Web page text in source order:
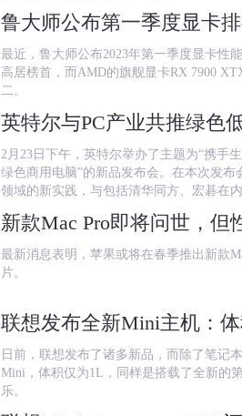
鲁大师公布第一季度显卡
最近，鲁大师公布2023年第一季度显卡性
高居榜首，而AMD的旗舰显卡RX 7900
二。
2月23日下午，英特尔举办了主题为“携手
绿色商用电脑”的新品发布会。在本次发
领域的新实践，与包括清华同方、宏碁在
最新消息表明，苹果或将在春季推出新款
片。
日前，联想发布了诸多新品，而除了笔记
Mini，体积仅为1L，同样是搭载了全新的
乐。